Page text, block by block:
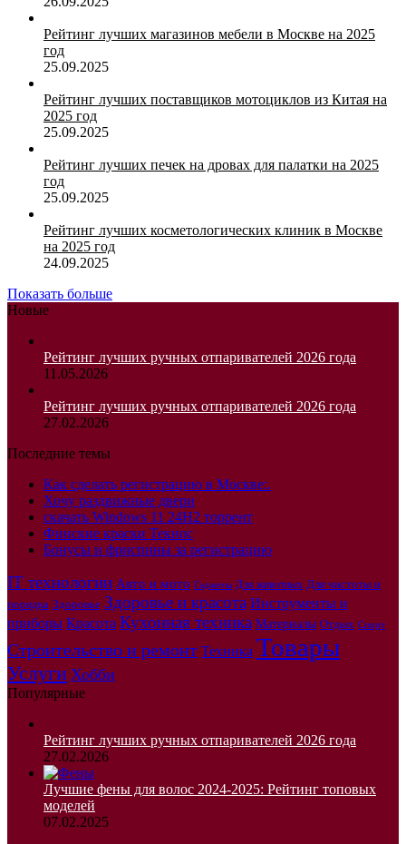
Рейтинг лучших магазинов мебели в Москве на 2025
год
25.09.2025
Рейтинг лучших поставщиков мотоциклов из Китая на
2025 год
25.09.2025
Рейтинг лучших печек на дровах для палатки на 2025
год
25.09.2025
Рейтинг лучших косметологических клиник в Москве
на 2025 год
24.09.2025
Показать больше
Новые
Рейтинг лучших ручных отпаривателей 2026 года
11.05.2026
Рейтинг лучших ручных отпаривателей 2026 года
27.02.2026
Последние темы
Как сделать регистрацию в Москве:.
Хочу раздвижные двери
скачать Windows 11 24H2 торрент
Финские краски Текнос
Бонусы и фриспины за регистрацию
IT технологии Авто и мото Гаджеты Для животных Для чистоты и
порядка Здоровье Здоровье и красота Инструменты и
приборы Красота Кухонная техника Материалы Отдых Спорт
Строительство и ремонт Техника Товары
Услуги Хобби
Популярные
Рейтинг лучших ручных отпаривателей 2026 года
27.02.2026
Лучшие фены для волос 2024-2025: Рейтинг топовых
моделей
07.02.2025